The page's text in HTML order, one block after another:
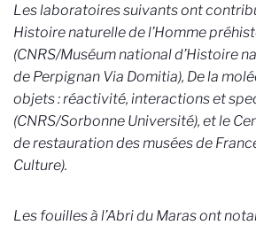
Les laboratoires suivants ont
Histoire naturelle de l’Homme
(CNRS/Muséum national d’Histoire
de Perpignan Via Domitia), De la
objets : réactivité, interactions et
(CNRS/Sorbonne Université), et le
de restauration des musées de
Culture).
Les fouilles à l’Abri du Maras ont